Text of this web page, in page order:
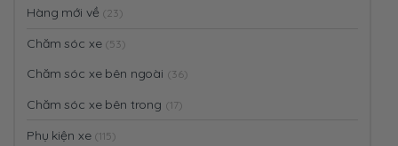
Hàng mới về (23)
Chăm sóc xe (53)
Chăm sóc xe bên ngoài (36)
Chăm sóc xe bên trong (17)
Phụ kiện xe (115)